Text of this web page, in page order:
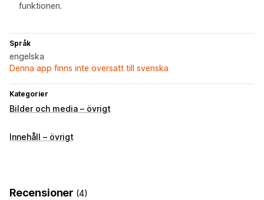
funktionen.
Språk
engelska
Denna app finns inte översatt till svenska
Kategorier
Bilder och media – övrigt
Innehåll – övrigt
Recensioner (4)